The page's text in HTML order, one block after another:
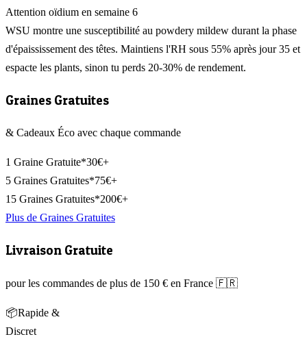
Attention oïdium en semaine 6
WSU montre une susceptibilité au powdery mildew durant la phase
d'épaississement des têtes. Maintiens l'RH sous 55% après jour 35 et
espacte les plants, sinon tu perds 20-30% de rendement.
Graines Gratuites
& Cadeaux Éco avec chaque commande
1 Graine Gratuite*30€+
5 Graines Gratuites*75€+
15 Graines Gratuites*200€+
Plus de Graines Gratuites
Livraison Gratuite
pour les commandes de plus de 150 € en France 🇫🇷
📦Rapide &
Discret